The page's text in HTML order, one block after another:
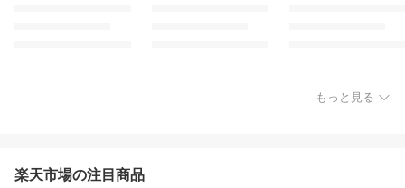
もっと見る
楽天市場の注目商品